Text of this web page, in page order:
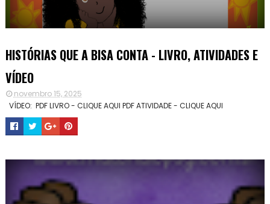
HISTÓRIAS QUE A BISA CONTA - LIVRO, ATIVIDADES E
VÍDEO
novembro 15, 2025
VÍDEO: PDF LIVRO - CLIQUE AQUI PDF ATIVIDADE - CLIQUE AQUI